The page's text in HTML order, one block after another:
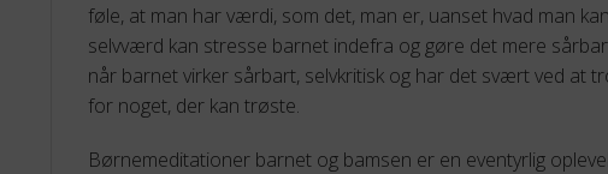
føle, at man har værdi, som det, man er, uanset hvad man
selvværd kan stresse barnet indefra og gøre det mere
når barnet virker sårbart, selvkritisk og har det svært ved at
for noget, der kan trøste.
Børnemeditationer barnet og bamsen er en eventyrlig